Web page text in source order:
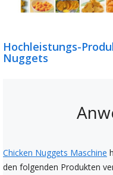
Hochleistungs-
Nuggets
Chicken Nuggets Maschine
den folgenden Produkten